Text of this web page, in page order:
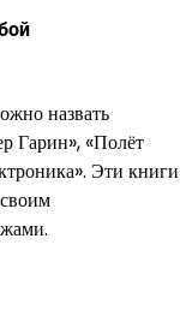
назвать
Гарин», «Полёт
Эти книги